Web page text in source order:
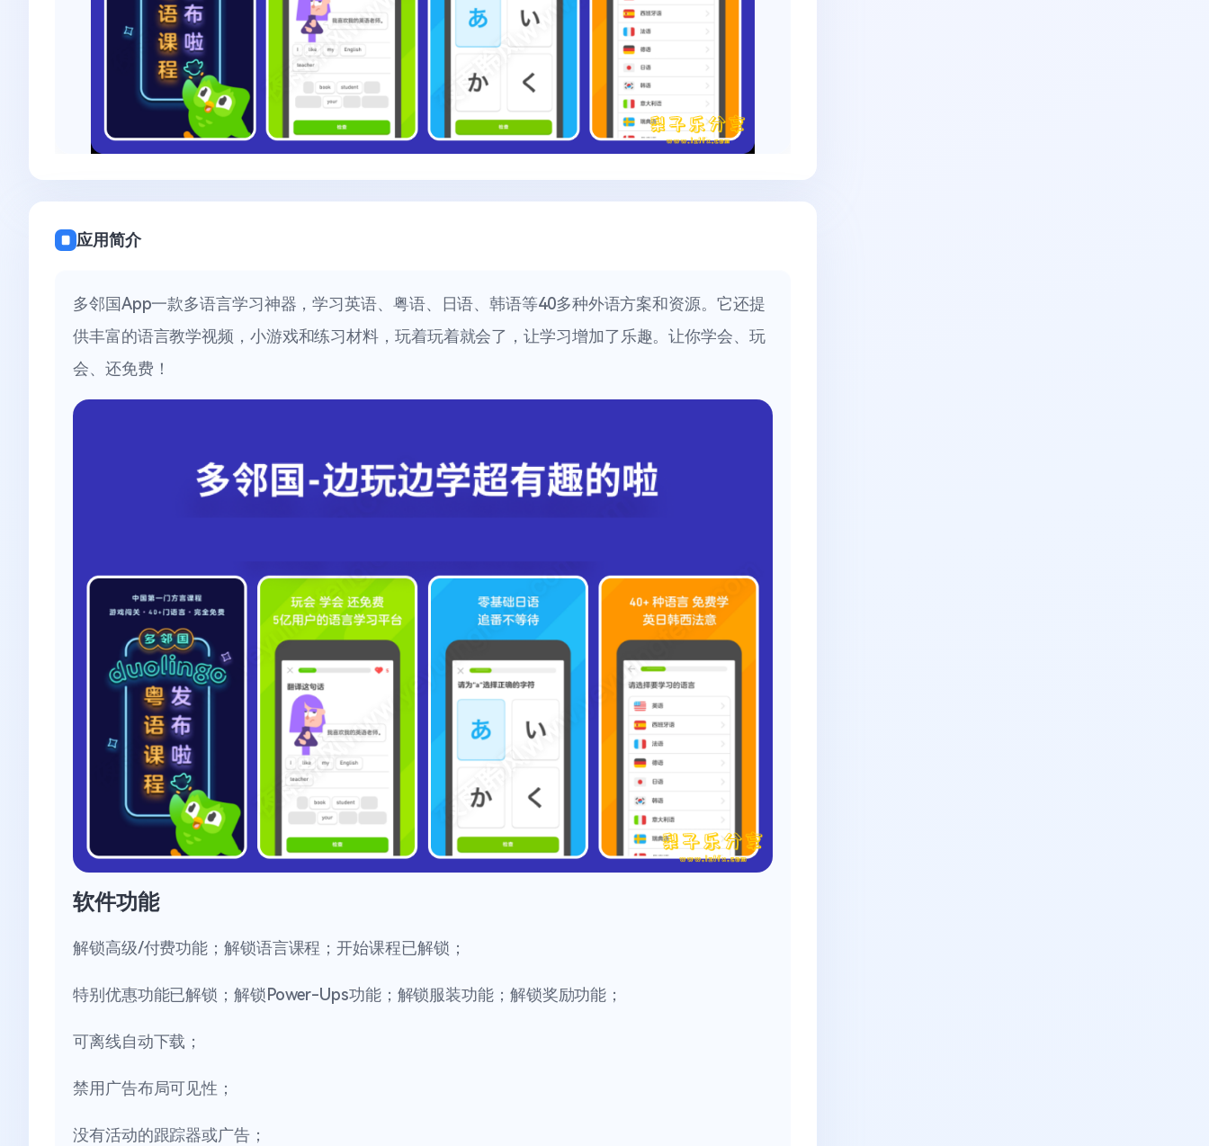
应用简介
多邻国App一款多语言学习神器，学习英语、粤语、日语、韩语等40多种外语方案和资源。它还提
供丰富的语言教学视频，小游戏和练习材料，玩着玩着就会了，让学习增加了乐趣。让你学会、玩
会、还免费！
软件功能
解锁高级/付费功能；解锁语言课程；开始课程已解锁；
特别优惠功能已解锁；解锁Power-Ups功能；解锁服装功能；解锁奖励功能；
可离线自动下载；
禁用广告布局可见性；
没有活动的跟踪器或广告；